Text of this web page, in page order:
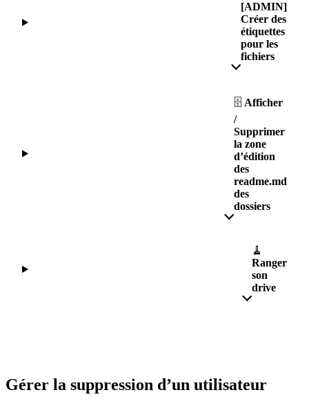
[ADMIN]
Créer des
étiquettes
pour les
fichiers
🗄 Afficher
/
Supprimer
la zone
d’édition
des
readme.md
des
dossiers
🧹
Ranger
son
drive
Gérer la suppression d’un utilisateur